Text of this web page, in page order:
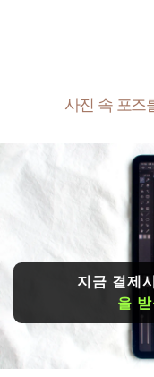
지금 결제시
을
사진 속 포즈